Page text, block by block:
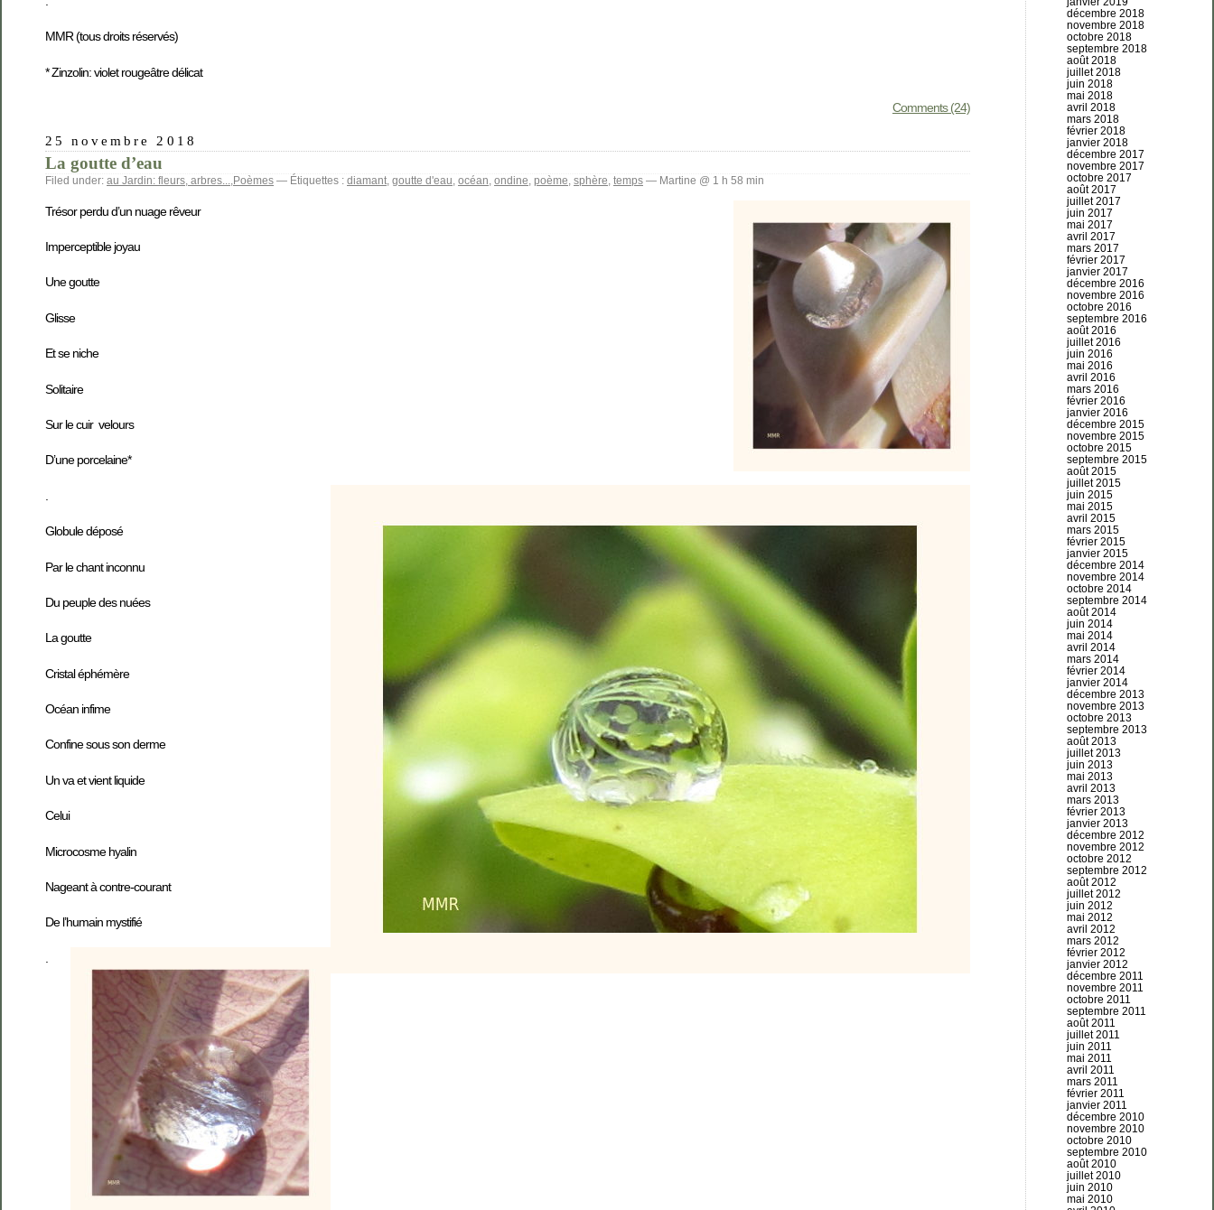
MMR (tous droits réservés)
* Zinzolin: violet rougeâtre délicat
Comments (24)
25 novembre 2018
La goutte d’eau
Filed under: au Jardin: fleurs, arbres...,Poèmes — Étiquettes : diamant, goutte d'eau, océan, ondine, poème, sphère, temps — Martine @ 1 h 58 min
Trésor perdu d’un nuage rêveur
Imperceptible joyau
Une goutte
Glisse
Et se niche
Solitaire
Sur le cuir velours
D’une porcelaine*
Globule déposé
Par le chant inconnu
Du peuple des nuées
La goutte
Cristal éphémère
Océan infime
Confine sous son derme
Un va et vient liquide
Celui
Microcosme hyalin
Nageant à contre-courant
De l’humain mystifié
décembre 2018
novembre 2018
octobre 2018
septembre 2018
août 2018
juillet 2018
juin 2018
mai 2018
avril 2018
mars 2018
février 2018
janvier 2018
décembre 2017
novembre 2017
octobre 2017
août 2017
juillet 2017
juin 2017
mai 2017
avril 2017
mars 2017
février 2017
janvier 2017
décembre 2016
novembre 2016
octobre 2016
septembre 2016
août 2016
juillet 2016
juin 2016
mai 2016
avril 2016
mars 2016
février 2016
janvier 2016
décembre 2015
novembre 2015
octobre 2015
septembre 2015
août 2015
juillet 2015
juin 2015
mai 2015
avril 2015
mars 2015
février 2015
janvier 2015
décembre 2014
novembre 2014
octobre 2014
septembre 2014
août 2014
juin 2014
mai 2014
avril 2014
mars 2014
février 2014
janvier 2014
décembre 2013
novembre 2013
octobre 2013
septembre 2013
août 2013
juillet 2013
juin 2013
mai 2013
avril 2013
mars 2013
février 2013
janvier 2013
décembre 2012
novembre 2012
octobre 2012
septembre 2012
août 2012
juillet 2012
juin 2012
mai 2012
avril 2012
mars 2012
février 2012
janvier 2012
décembre 2011
novembre 2011
octobre 2011
septembre 2011
août 2011
juillet 2011
juin 2011
mai 2011
avril 2011
mars 2011
février 2011
janvier 2011
décembre 2010
novembre 2010
octobre 2010
septembre 2010
août 2010
juillet 2010
juin 2010
mai 2010